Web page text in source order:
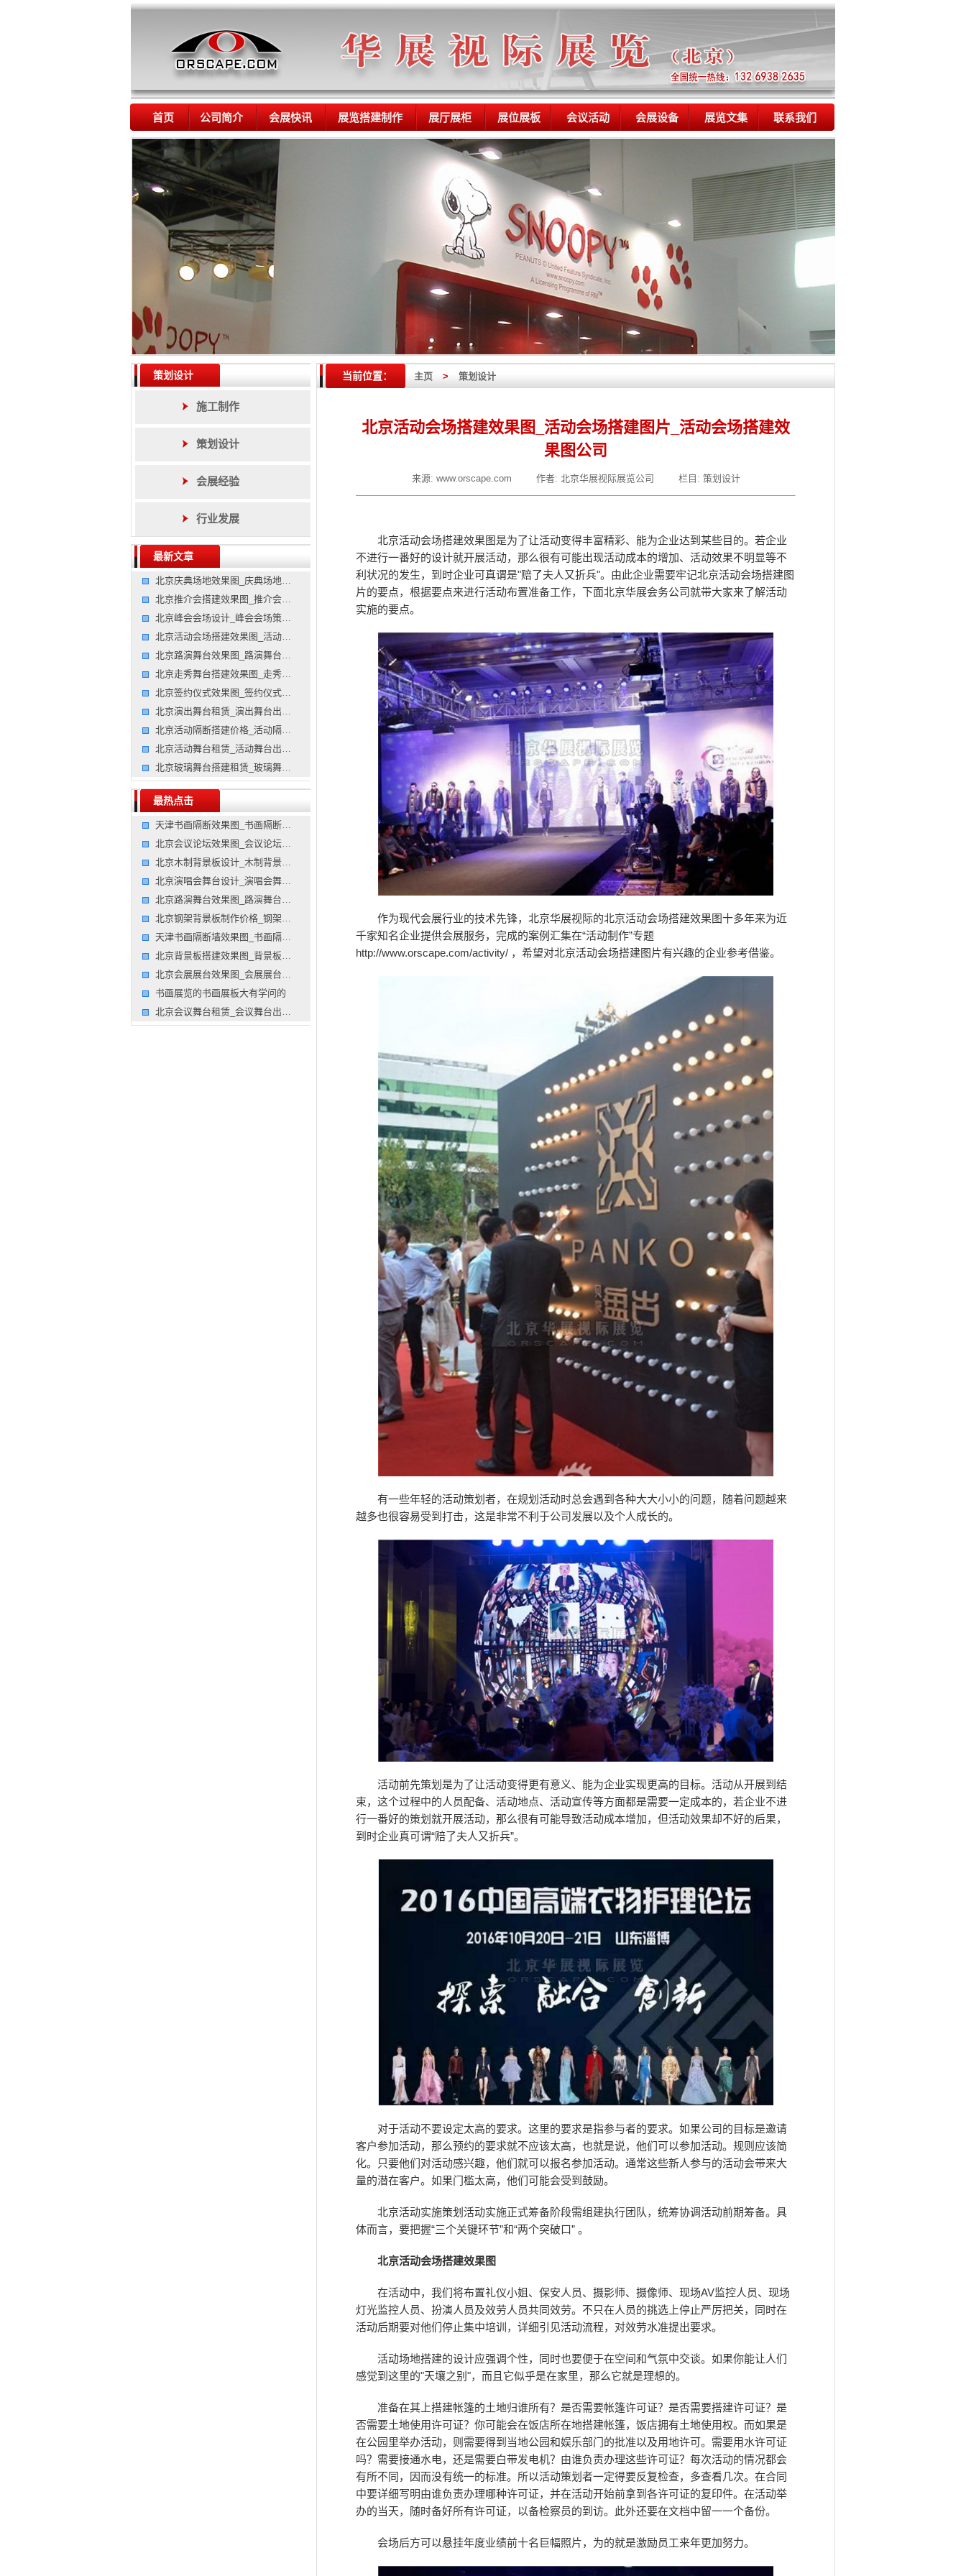
首页 公司简介 会展快讯 展览搭建制作 展厅展柜 展位展板 会议活动 会展设备 展览文集 联系我们
策划设计
施工制作
策划设计
会展经验
行业发展
最新文章
北京庆典场地效果图_庆典场地图片_庆典场地效果图公司
北京推介会搭建效果图_推介会搭建图片_推介会搭建效果图公
北京峰会会场设计_峰会会场策划_峰会会场设计公司
北京活动会场搭建效果图_活动会场搭建图片_活动会场搭建效
北京路演舞台效果图_路演舞台图片_路演舞台效果图公司
北京走秀舞台搭建效果图_走秀舞台搭建图片_走秀舞台搭建效
北京签约仪式效果图_签约仪式图片_签约仪式效果图公司
北京演出舞台租赁_演出舞台出租_演出舞台租赁公司
北京活动隔断搭建价格_活动隔断搭建报价_展墙展板制作公司
北京活动舞台租赁_活动舞台出租_活动舞台租赁公司
北京玻璃舞台搭建租赁_玻璃舞台搭建出租_玻璃舞台搭建租赁
最热点击
天津书画隔断效果图_书画隔断图片_书画隔断效果图公司
北京会议论坛效果图_会议论坛图片_会议论坛效果图公司
北京木制背景板设计_木制背景板策划_木制背景板设计公司
北京演唱会舞台设计_演唱会舞台策划_演唱会舞台设计公司
北京路演舞台效果图_路演舞台图片_路演舞台效果图公司
北京钢架背景板制作价格_钢架背景板制作报价_钢架背景板制
天津书画隔断墙效果图_书画隔断墙图片_书画隔断墙效果图公
北京背景板搭建效果图_背景板搭建图片_背景板搭建效果图公
北京会展展台效果图_会展展台图片_会展展台效果图公司
书画展览的书画展板大有学问的
北京会议舞台租赁_会议舞台出租_会议舞台租赁公司
当前位置： 主页 > 策划设计
北京活动会场搭建效果图_活动会场搭建图片_活动会场搭建效
果图公司
来源: www.orscape.com 作者: 北京华展视际展览公司 栏目: 策划设计
北京活动会场搭建效果图是为了让活动变得丰富精彩、能为企业达到某些目的。若企业
不进行一番好的设计就开展活动，那么很有可能出现活动成本的增加、活动效果不明显等不
利状况的发生，到时企业可真谓是"赔了夫人又折兵"。由此企业需要牢记北京活动会场搭建图
片的要点，根据要点来进行活动布置准备工作，下面北京华展会务公司就带大家来了解活动
实施的要点。
作为现代会展行业的技术先锋，北京华展视际的北京活动会场搭建效果图十多年来为近
千家知名企业提供会展服务，完成的案例汇集在“活动制作”专题
http://www.orscape.com/activity/ ，希望对北京活动会场搭建图片有兴趣的企业参考借鉴。
有一些年轻的活动策划者，在规划活动时总会遇到各种大大小小的问题，随着问题越来
越多也很容易受到打击，这是非常不利于公司发展以及个人成长的。
活动前先策划是为了让活动变得更有意义、能为企业实现更高的目标。活动从开展到结
束，这个过程中的人员配备、活动地点、活动宣传等方面都是需要一定成本的，若企业不进
行一番好的策划就开展活动，那么很有可能导致活动成本增加，但活动效果却不好的后果，
到时企业真可谓“赔了夫人又折兵”。
对于活动不要设定太高的要求。这里的要求是指参与者的要求。如果公司的目标是邀请
客户参加活动，那么预约的要求就不应该太高，也就是说，他们可以参加活动。规则应该简
化。只要他们对活动感兴趣，他们就可以报名参加活动。通常这些新人参与的活动会带来大
量的潜在客户。如果门槛太高，他们可能会受到鼓励。
北京活动实施策划活动实施正式筹备阶段需组建执行团队，统筹协调活动前期筹备。具
体而言，要把握“三个关键环节”和“两个突破口” 。
北京活动会场搭建效果图
在活动中，我们将布置礼仪小姐、保安人员、摄影师、摄像师、现场AV监控人员、现场
灯光监控人员、扮演人员及效劳人员共同效劳。不只在人员的挑选上停止严厉把关，同时在
活动后期要对他们停止集中培训，详细引见活动流程，对效劳水准提出要求。
活动场地搭建的设计应强调个性，同时也要便于在空间和气氛中交谈。如果你能让人们
感觉到这里的"天壤之别"，而且它似乎是在家里，那么它就是理想的。
准备在其上搭建帐篷的土地归谁所有？是否需要帐篷许可证？是否需要搭建许可证？是
否需要土地使用许可证？你可能会在饭店所在地搭建帐篷，饭店拥有土地使用权。而如果是
在公园里举办活动，则需要得到当地公园和娱乐部门的批准以及用地许可。需要用水许可证
吗？需要接通水电，还是需要白带发电机？由谁负责办理这些许可证？每次活动的情况都会
有所不同，因而没有统一的标准。所以活动策划者一定得要反复检查，多查看几次。在合同
中要详细写明由谁负责办理哪种许可证，并在活动开始前拿到各许可证的复印件。在活动举
办的当天，随时备好所有许可证，以备检察员的到访。此外还要在文档中留一一个备份。
会场后方可以悬挂年度业绩前十名巨幅照片，为的就是激励员工来年更加努力。